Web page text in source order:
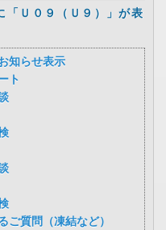
「Ｕ０９（Ｕ９）」が表
知らせ表示
ト
ご質問（凍結など）